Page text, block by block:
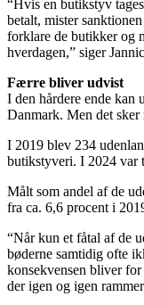
“Hvis en butikstyv
betalt, mister
forklare de butikker og
hverdagen,” siger
Færre bliver udvist
I den hårdere ende kan
Danmark. Men det
I 2019 blev 234
butikstyveri. I 2024 var
Målt som andel af de
fra ca. 6,6 procent i
“Når kun et fåtal af de
bøderne samtidig ofte
konsekvensen bliver
der igen og igen